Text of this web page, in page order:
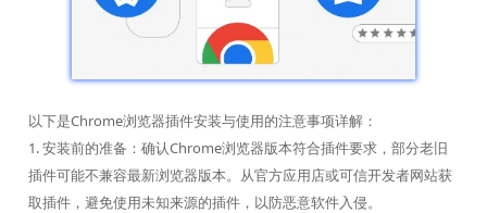
以下是Chrome浏览器插件安装与使用的注意事项详解：
1. 安装前的准备：确认Chrome浏览器版本符合插件要求，部分老旧
插件可能不兼容最新浏览器版本。从官方应用店或可信开发者网站获
取插件，避免使用未知来源的插件，以防恶意软件入侵。